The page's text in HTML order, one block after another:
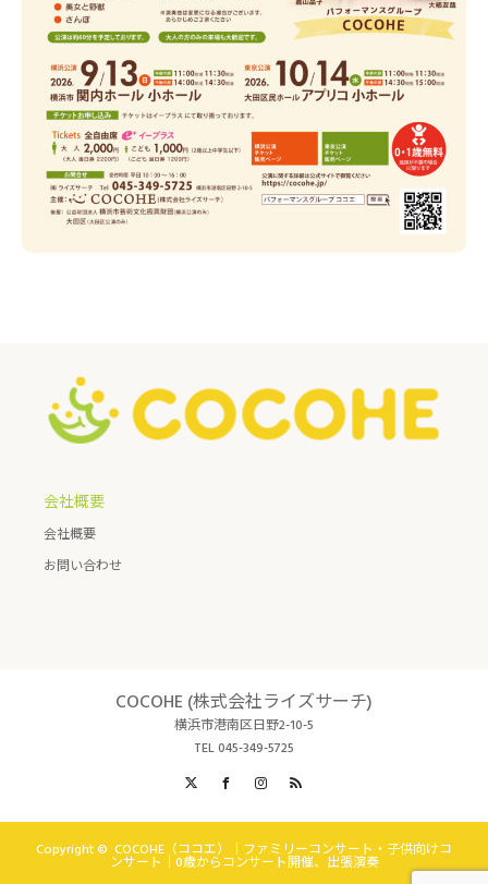
会社概要
会社概要
お問い合わせ
COCOHE (株式会社ライズサーチ)
横浜市港南区日野2-10-5
TEL 045-349-5725
FacebookInstagram
Copyright © COCOHE（ココエ）｜ファミリーコンサート・子供向けコ
ンサート｜0歳からコンサート開催、出張演奏